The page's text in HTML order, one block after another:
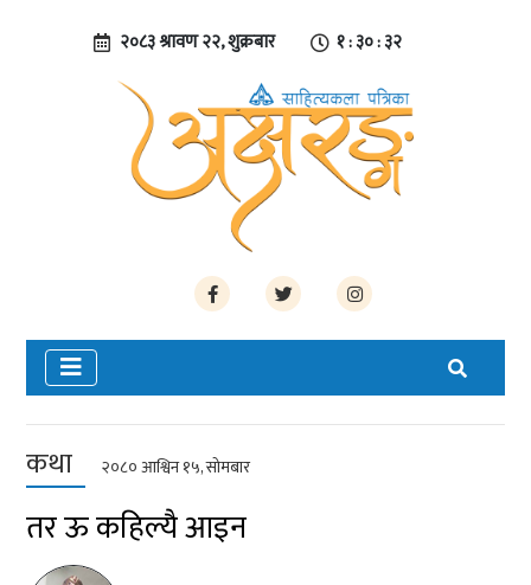
२०८३ श्रावण २२, शुक्रबार १ : ३० : ३३
कथा २०८० आश्विन १५, सोमबार
तर ऊ कहिल्यै आइन